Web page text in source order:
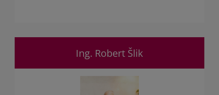
Ing. Robert Šlik